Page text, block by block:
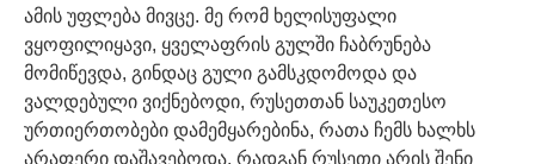
ამის უფლება მივცე. მე რომ ხელისუფალი
ვყოფილიყავი, ყველაფრის გულში ჩაბრუნება
მომიწევდა, გინდაც გული გამსკდომოდა და
ვალდებული ვიქნებოდი, რუსეთთან საუკეთესო
ურთიერთობები დამემყარებინა, რათა ჩემს ხალხს
არაფერი დაშავებოდა. რადგან რუსეთი არის შენი